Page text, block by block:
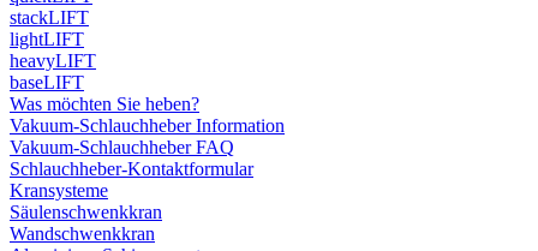
stackLIFT
lightLIFT
heavyLIFT
baseLIFT
Was möchten Sie heben?
Vakuum-Schlauchheber Information
Vakuum-Schlauchheber FAQ
Schlauchheber-Kontaktformular
Kransysteme
Säulenschwenkkran
Wandschwenkkran